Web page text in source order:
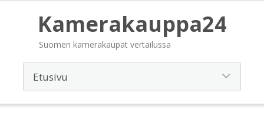
Kamerakauppa24
Suomen kamerakaupat vertailussa